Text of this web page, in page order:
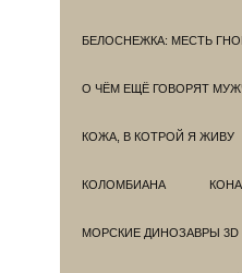
БЕЛОСНЕЖКА: МЕСТЬ
О ЧЁМ ЕЩЁ ГОВОРЯТ
КОЖА, В КОТРОЙ Я ЖИВУ
КОЛОМБИАНА
МОРСКИЕ ДИНОЗАВРЫ 3D